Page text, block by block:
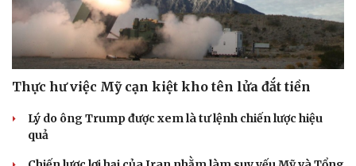
Thực hư việc Mỹ cạn kiệt kho tên lửa đắt tiền
Lý do ông Trump được xem là tư lệnh chiến lược hiệu
quả